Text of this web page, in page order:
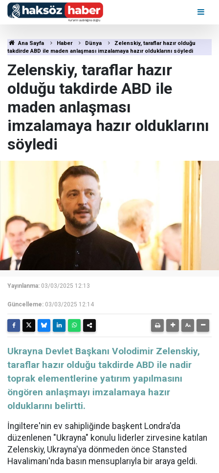
Ana Sayfa Haber Dünya
Zelenskiy, taraflar hazır olduğu
takdirde ABD ile maden anlaşması imzalamaya hazır olduklarını söyledi
Zelenskiy, taraflar hazır
olduğu takdirde ABD ile
maden anlaşması
imzalamaya hazır olduklarını
söyledi
Yayınlanma: 03/03/2025 12:13
Güncelleme: 03/03/2025 12:14
Ukrayna Devlet Başkanı Volodimir Zelenskiy,
taraflar hazır olduğu takdirde ABD ile nadir
toprak elementlerine yatırım yapılmasını
öngören anlaşmayı imzalamaya hazır
olduklarını belirtti.
İngiltere'nin ev sahipliğinde başkent Londra'da
düzenlenen "Ukrayna" konulu liderler zirvesine katılan
Zelenskiy, Ukrayna'ya dönmeden önce Stansted
Havalimanı'nda basın mensuplarıyla bir araya geldi.